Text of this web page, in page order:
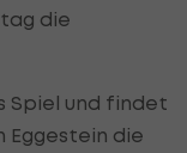
die
Spiel und findet
die